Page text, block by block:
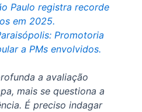
Paulo registra recorde
em 2025.
Promotoria
a PMs envolvidos.
a avaliação
mais se questiona a
É preciso indagar